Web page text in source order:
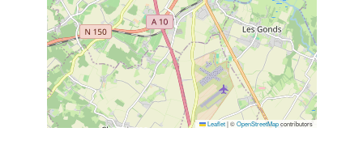
Leaflet |©OpenStreetMapcontributors